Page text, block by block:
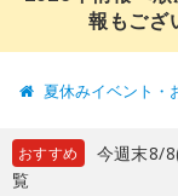
報もござ
夏休みイベント・
おすすめ
今週末8/
覧